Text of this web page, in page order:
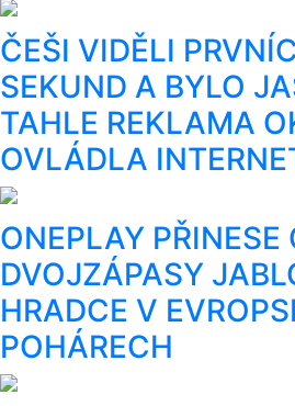
ČEŠI VIDĚLI
SEKUND A BYLO
TAHLE REKLAMA
OVLÁDLA
ONEPLAY PŘINESE
DVOJZÁPASY
HRADCE V
POHÁRECH